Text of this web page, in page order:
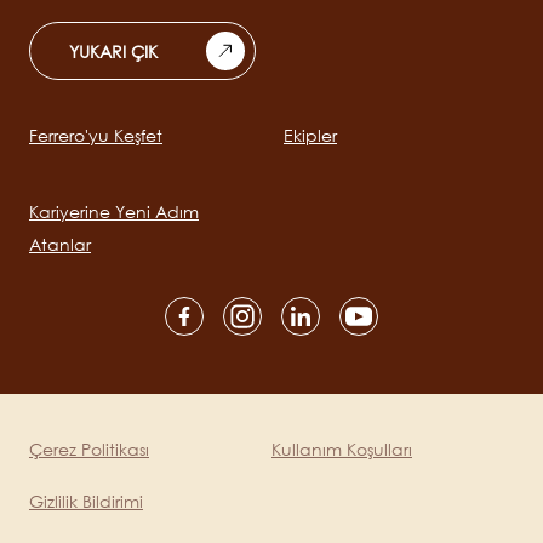
YUKARI ÇIK
Main
Ferrero'yu Keşfet Ekipler
Kariyerine Yeni Adım
Atanlar
mobile
Legal
Çerez Politikası
Gizlilik Bildirimi
Kullanım Koşulları